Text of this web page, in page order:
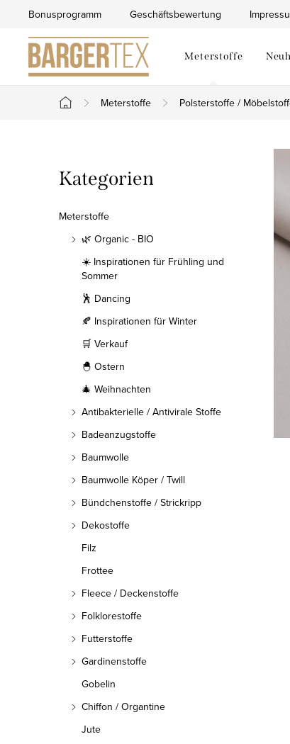
springen
Bonusprogramm Geschäftsbewertung
Meterstoffe
Startseite
Meterstoffe Polsterstoffe /
e
i
Kategorien
überspringen
Kategorien
Meterstoffe
🌿 Organic - BIO
☀️ Inspirationen für Frühling und
Sommer
🕺 Dancing
🍂 Inspirationen für Winter
🛒 Verkauf
🐣 Ostern
🎄 Weihnachten
Antibakterielle / Antivirale Stoffe
Badeanzugstoffe
Baumwolle
Baumwolle Köper / Twill
Bündchenstoffe / Strickripp
Dekostoffe
Filz
Frottee
Fleece / Deckenstoffe
Folklorestoffe
Futterstoffe
Gardinenstoffe
Gobelin
Chiffon / Organtine
Jute